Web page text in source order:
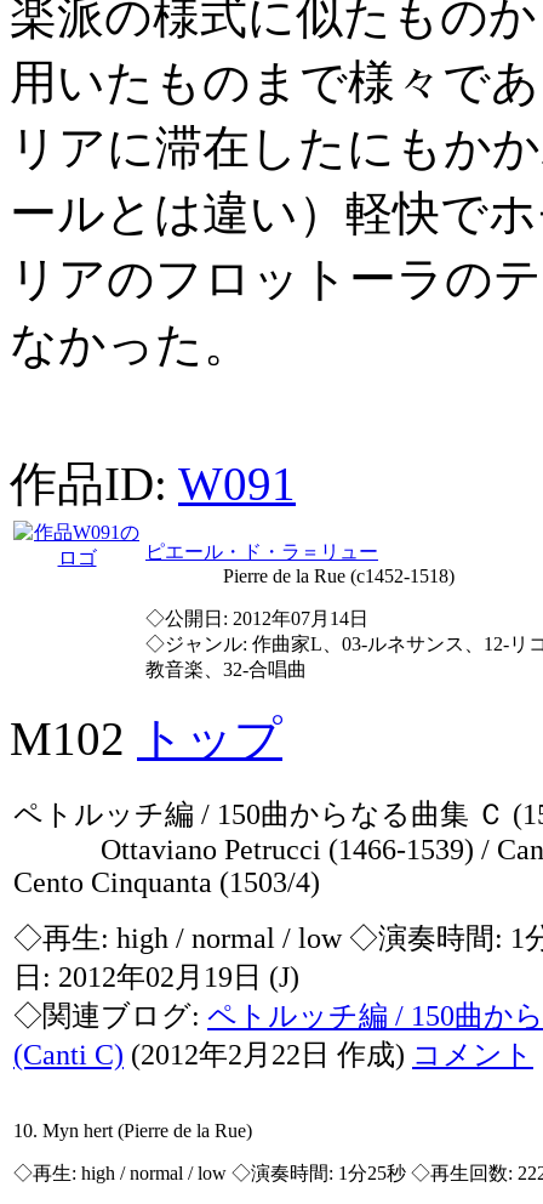
楽派の様式に似たもの
用いたものまで様々で
リアに滞在したにもか
ールとは違い）軽快で
リアのフロットーラの
なかった。
作品ID: W091
ピエール・ド・ラ＝リュー
Pierre de la Rue (c1452-1518)
◇公開日: 2012年07月14日
◇ジャンル: 作曲家L、03-ルネサンス、12-リ
教音楽、32-合唱曲
M102 トップ
ペトルッチ編 / 150曲からなる曲集 Ｃ
Ottaviano Petrucci (1466-1539) /
Cento Cinquanta (1503/4)
◇再生: high / normal / low ◇演奏時間: 1
日: 2012年02月19日 (J)
◇関連ブログ: ペトルッチ編 / 150曲か
(Canti C) (2012年2月22日 作成) コメント
10. Myn hert (Pierre de la Rue)
◇再生: high / normal / low ◇演奏時間: 1分25秒 ◇再生回数: